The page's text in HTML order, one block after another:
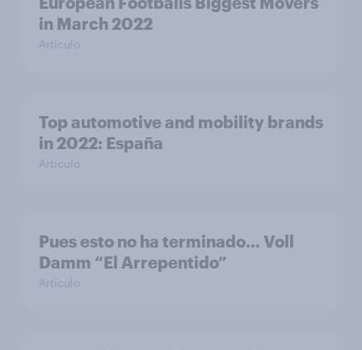
in March 2022
Artículo
Top automotive and mobility brands
in 2022: España
Artículo
Pues esto no ha terminado… Voll
Damm “El Arrepentido”
Artículo